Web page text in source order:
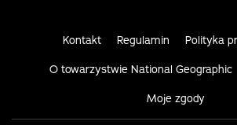
Kontakt Regulamin Polityka
O towarzystwie National Geographic
Moje zgody